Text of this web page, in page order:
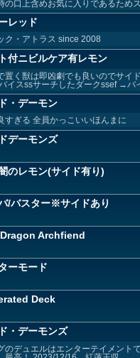
の口上含めお気に入りであるため
レッド
ク・アトラス since 2008
付ニビルケア有レモン
置く獣は即凶劇でも良いのでサイ
イスssサーチしたダークssef →バ
・デーモン
すぎる 全員かっこいいほんまに
デーモンズ
のレモン(サイド有り)
/バスター※サイドあり
Archfiend
ーモード
Deck
・デーモンズ
のデュエルはエンターテイメン